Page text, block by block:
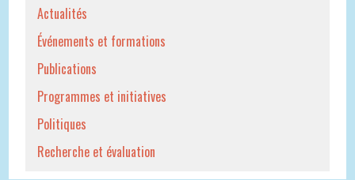
Actualités
Événements et formations
Publications
Programmes et initiatives
Politiques
Recherche et évaluation